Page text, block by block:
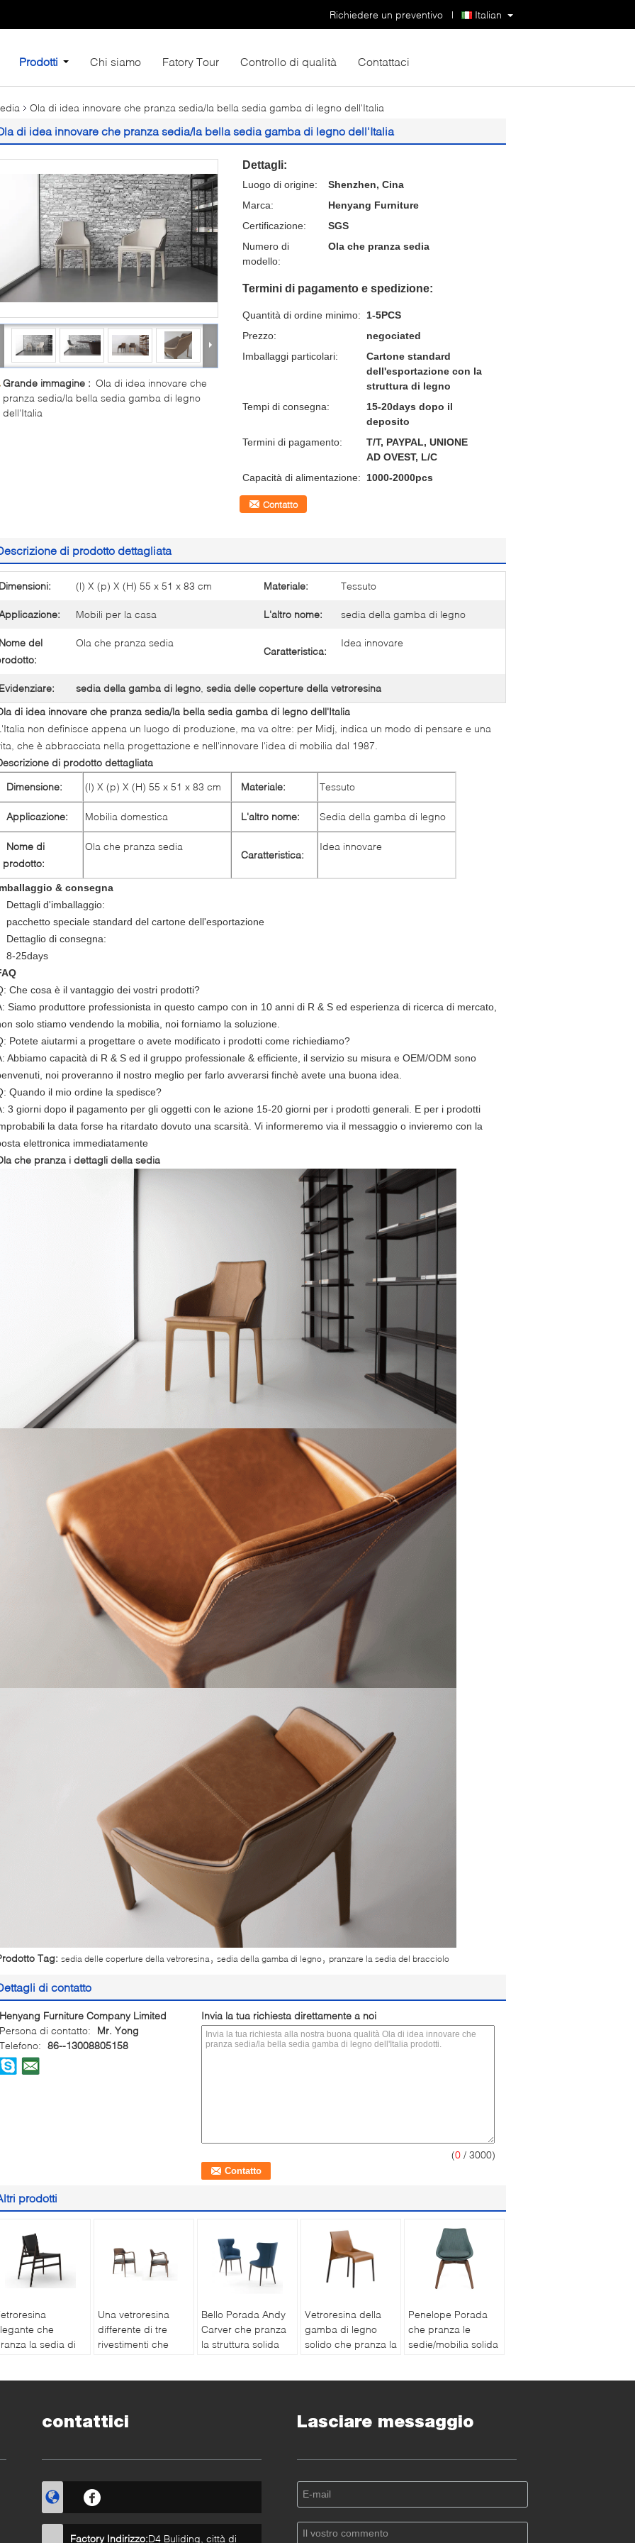
Italian
Richiedere un preventivo |
Prodotti Chi siamo Fatory Tour Controllo di qualità Contattaci
Ola di idea innovare che pranza sedia/la bella sedia gamba di legno dell'Italia
di idea innovare che pranza sedia/la bella sedia gamba di legno dell'Italia
Grande immagine : Ola di idea innovare che
pranza sedia/la bella sedia gamba di legno
dell'Italia
Dettagli:
Luogo di origine:
Shenzhen, Cina
Marca:
Henyang Furniture
Certificazione:
SGS
Numero di
modello:
Ola che pranza sedia
Termini di pagamento e spedizione:
Quantità di ordine minimo:
1-5PCS
Prezzo:
negociated
Imballaggi particolari:
Cartone standard
dell'esportazione con la
struttura di legno
Tempi di consegna:
15-20days dopo il
deposito
Termini di pagamento:
T/T, PAYPAL, UNIONE
AD OVEST, L/C
Capacità di alimentazione:
1000-2000pcs
Contatto
di prodotto dettagliata
(l) X (p) X (H) 55 x 51 x 83 cm Materiale: Tessuto
Mobili per la casa L'altro nome: sedia della gamba di legno
del
Ola che pranza sedia
Caratteristica:
Idea innovare
sedia della gamba di legno sedia delle coperture della vetroresina
di idea innovare che pranza sedia/la bella sedia gamba di legno dell'Italia
non definisce appena un luogo di produzione, ma va oltre: per Midj, indica un modo di pensare e una
che è abbracciata nella progettazione e nell'innovare l'idea di mobilia dal 1987.
di prodotto dettagliata
Dimensione:
(l) X (p) X (H) 55 x 51 x 83 cm Materiale: Tessuto
Applicazione: Mobilia domestica L'altro nome: Sedia della gamba di legno
Nome di
prodotto:
Ola che pranza sedia
Caratteristica:
Idea innovare
& consegna
Dettagli d'imballaggio:
pacchetto speciale standard del cartone dell'esportazione
Dettaglio di consegna:
8-25days
Che cosa è il vantaggio dei vostri prodotti?
Siamo produttore professionista in questo campo con in 10 anni di R & S ed esperienza di ricerca di mercato,
solo stiamo vendendo la mobilia, noi forniamo la soluzione.
Potete aiutarmi a progettare o avete modificato i prodotti come richiediamo?
Abbiamo capacità di R & S ed il gruppo professionale & efficiente, il servizio su misura e OEM/ODM sono
noi proveranno il nostro meglio per farlo avverarsi finchè avete una buona idea.
Quando il mio ordine la spedisce?
3 giorni dopo il pagamento per gli oggetti con le azione 15-20 giorni per i prodotti generali. E per i prodotti
la data forse ha ritardato dovuto una scarsità. Vi informeremo via il messaggio o invieremo con la
elettronica immediatamente
che pranza i dettagli della sedia
Tag: sedia delle coperture della vetroresina, sedia della gamba di legno, pranzare la sedia del bracciolo
di contatto
Henyang Furniture Company Limited
Persona di contatto:
Mr. Yong
Telefono: 86--13008805158
Invia la tua richiesta direttamente a noi
(0 / 3000)
prodotti
che
la sedia di
Una vetroresina
differente di tre
rivestimenti che
Bello Porada Andy
Carver che pranza
la struttura solida
Vetroresina della
gamba di legno
solido che pranza la
Penelope Porada
che pranza le
sedie/mobilia solida
contattici
Factory Indirizzo:D4 Buliding, città di
Lasciare messaggio